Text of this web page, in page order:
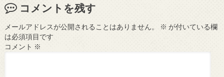
コメントを残す
メールアドレスが公開されることはありません。 ※ が付いている欄
は必須項目です
コメント ※